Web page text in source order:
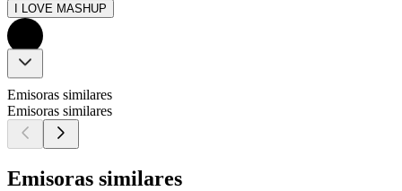
I LOVE MASHUP
Emisoras similares
Emisoras similares
Emisoras similares